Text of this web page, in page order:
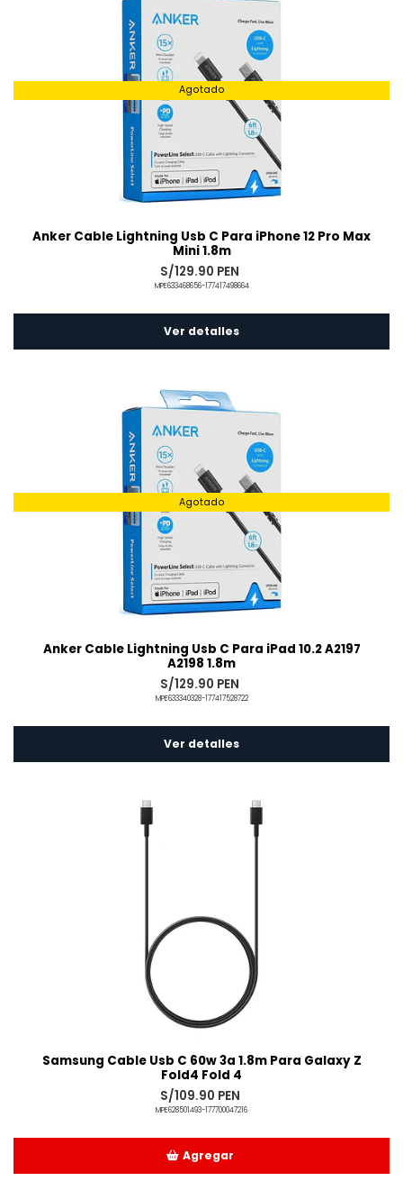
Agotado
Anker Cable Lightning Usb C Para iPhone 12 Pro Max
Mini 1.8m
S/129.90 PEN
MPE633468656-177417498664
Ver detalles
Agotado
Anker Cable Lightning Usb C Para iPad 10.2 A2197
A2198 1.8m
S/129.90 PEN
MPE633340328-177417528722
Ver detalles
Samsung Cable Usb C 60w 3a 1.8m Para Galaxy Z
Fold4 Fold 4
S/109.90 PEN
MPE628501493-177700047216
Agregar